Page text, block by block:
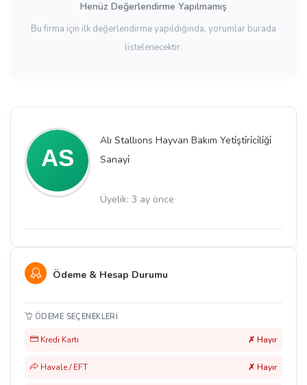
Alı Stallıons Hayvan Bakım Yeti̇şti̇ri̇ci̇li̇ği̇
Sanayi̇
Üyelik: 3 ay önce
Ödeme & Hesap Durumu
ÖDEME SEÇENEKLERI
Kredi Kartı ✗ Hayır
Havale / EFT ✗ Hayır
Henüz Değerlendirme Yapılmamış
Bu firma için ilk değerlendirme yapıldığında, yorumlar burada
listelenecektir.